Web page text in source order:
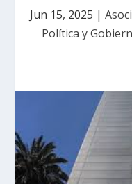
Jun 15, 2025 |
Política y